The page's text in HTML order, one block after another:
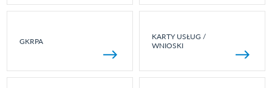
GKRPA
KARTY USŁUG /
WNIOSKI